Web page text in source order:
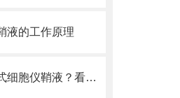
液的工作原理
还不了解贝克曼流式细胞仪鞘液？看这里就对了！